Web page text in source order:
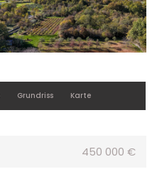
Grundriss Karte
450 000 €